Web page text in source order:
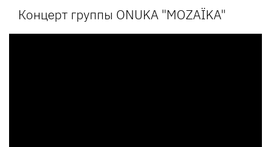
Концерт группы ONUKA "MOZAЇKA"